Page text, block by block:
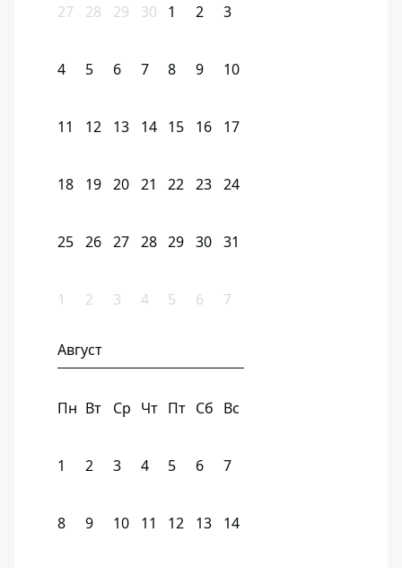
27 28 29 30 1 2 3
4 5 6 7 8 9 10
11 12 13 14 15 16 17
18 19 20 21 22 23 24
25 26 27 28 29 30 31
1 2 3 4 5 6 7
Август
Пн Вт Ср Чт Пт Сб Вс
1 2 3 4 5 6 7
8 9 10 11 12 13 14